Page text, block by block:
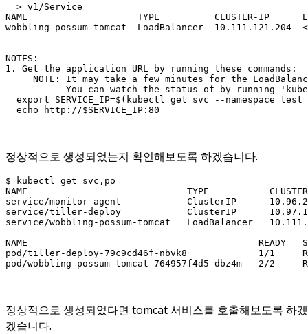
==> v1/Service
NAME                    TYPE          CLUSTER-IP
wobbling-possum-tomcat  LoadBalancer  10.111.121.204
NOTES:
1. Get the application URL by running these commands:
NOTE: It may take a few minutes for the
You can watch the status of by running
export SERVICE_IP=$(kubectl get svc --namespace
  echo http://$SERVICE_IP:80
정상적으로 생성되었는지 확인해보도록 하겠습니다.
$ kubectl get svc,po
NAME                             TYPE
service/monitor-agent            ClusterIP
service/tiller-deploy            ClusterIP
service/wobbling-possum-tomcat   LoadBalancer
NAME                                          READY
pod/tiller-deploy-79c9cd46f-nbvk8             1/1
pod/wobbling-possum-tomcat-764957f4d5-dbz4m   2/2
정상적으로 생성되었다면 tomcat 서비스를 호출해보도록
겠습니다.